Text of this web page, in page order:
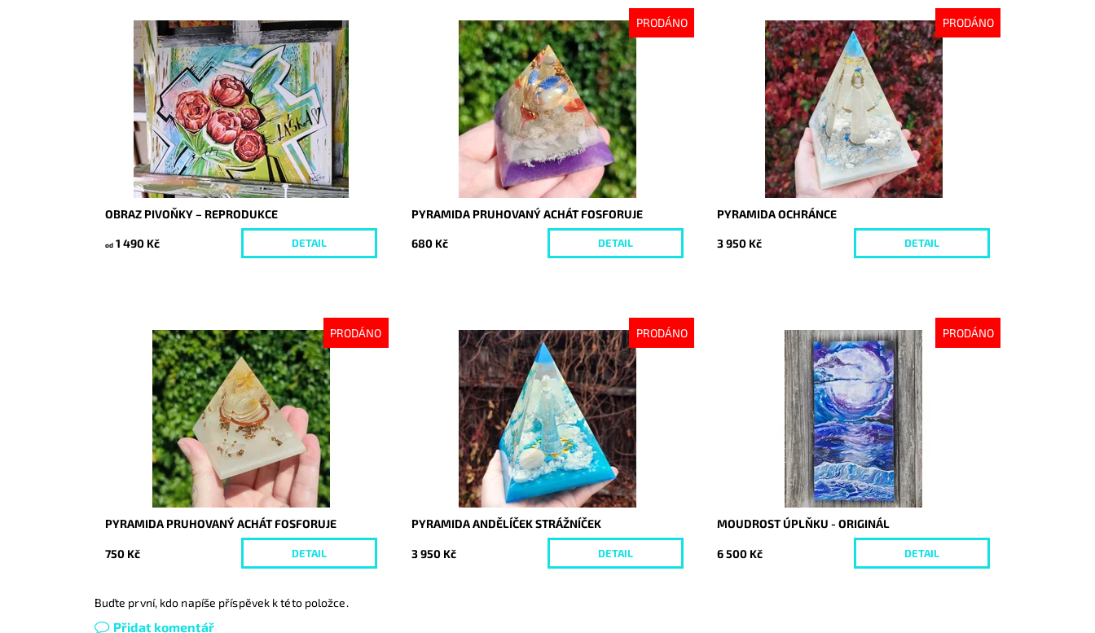
Dostupnost:
Skladem
9201/30
OBRAZ PIVOŇKY – REPRODUKCE
od1 490 Kč DETAIL
PRODÁNO
Dostupnost:
Vyprodáno
9223
PYRAMIDA PRUHOVANÝ ACHÁT FOSFORUJE
680 Kč DETAIL
PRODÁNO
Dostupnost:
Vyprodáno
9236
PYRAMIDA OCHRÁNCE
3 950 Kč DETAIL
PRODÁNO
Dostupnost:
Vyprodáno
9245
PYRAMIDA PRUHOVANÝ ACHÁT FOSFORUJE
750 Kč DETAIL
PRODÁNO
Dostupnost:
Vyprodáno
9274
PYRAMIDA ANDĚLÍČEK STRÁŽNÍČEK
3 950 Kč DETAIL
PRODÁNO
Vyprodáno
9344
MOUDROST ÚPLŇKU - ORIGINÁL
6 500 Kč DETAIL
Buďte první, kdo napíše příspěvek k této položce.
Přidat komentář